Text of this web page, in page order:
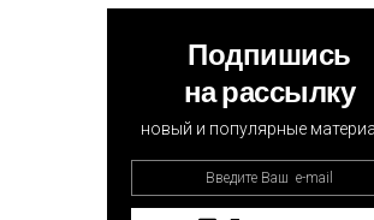
Подпишись
на рассылку
новый и популярные